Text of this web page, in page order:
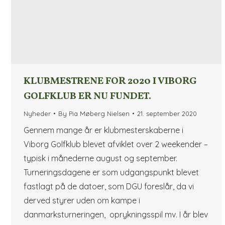
KLUBMESTRENE FOR 2020 I VIBORG
GOLFKLUB ER NU FUNDET.
Nyheder By Pia Møberg Nielsen 21. september 2020
Gennem mange år er klubmesterskaberne i
Viborg Golfklub blevet afviklet over 2 weekender –
typisk i månederne august og september.
Turneringsdagene er som udgangspunkt blevet
fastlagt på de datoer, som DGU foreslår, da vi
derved styrer uden om kampe i
danmarksturneringen, oprykningsspil mv. I år blev